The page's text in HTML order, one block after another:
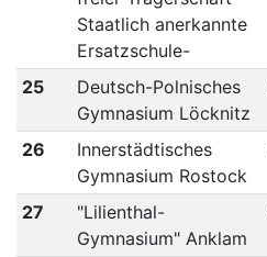
Staatlich anerkannte
Ersatzschule-
25
Deutsch-Polnisches
Gymnasium Löcknitz
26
Innerstädtisches
Gymnasium Rostock
27
"Lilienthal-
Gymnasium" Anklam